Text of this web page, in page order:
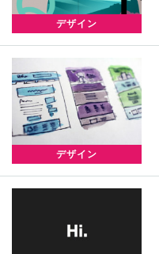
デザイン
デザイン